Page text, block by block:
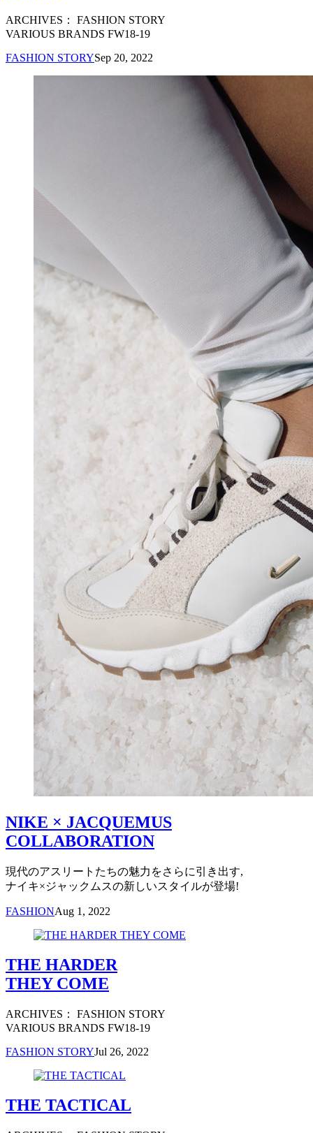
ARCHIVES： FASHION STORY
VARIOUS BRANDS FW18-19
FASHION STORYSep 20, 2022
NIKE × JACQUEMUS
COLLABORATION
現代のアスリートたちの魅力をさらに引き出す,
ナイキ×ジャックムスの新しいスタイルが登場!
FASHIONAug 1, 2022
THE HARDER
THEY COME
ARCHIVES： FASHION STORY
VARIOUS BRANDS FW18-19
FASHION STORYJul 26, 2022
THE TACTICAL